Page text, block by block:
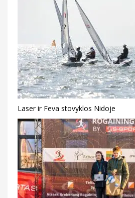
Laser ir Feva stovyklos Nidoje